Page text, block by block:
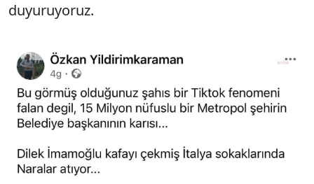
duyuruyoruz.